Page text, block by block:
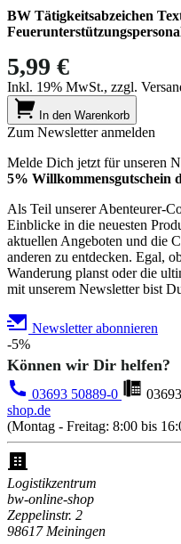
BW Tätigkeitsabzeichen
5,99 €
Inkl. 19% MwSt., zzgl.
In den Warenkorb
Zum Newsletter anmelden
Melde Dich jetzt für unseren
5% Willkommensgutschein
Als Teil unserer Abenteurer-
Einblicke in die neuesten
aktuellen Angeboten und die
anderen zu entdecken. Egal,
Wanderung planst oder die
mit unserem Newsletter bist
Newsletter abonnieren
-5%
Können wir Dir helfen?
03693 50889-0
shop.de
(Montag - Freitag: 8:00 bis
Logistikzentrum
bw-online-shop
Zeppelinstr. 2
98617 Meiningen